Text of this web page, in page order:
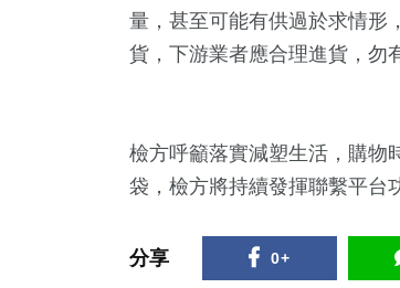
量，甚至可能有供過於求情形
貨，下游業者應合理進貨，勿
檢方呼籲落實減塑生活，購物
袋，檢方將持續發揮聯繫平台
分享 0+
80+
54+
頭條
2+
71
宗教